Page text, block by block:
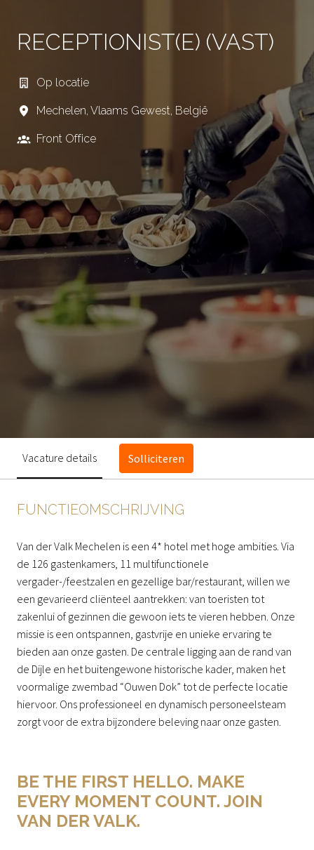
RECEPTIONIST(E) (VAST)
Op locatie
Mechelen, Vlaams Gewest, België
Front Office
Vacature details Solliciteren
FUNCTIEOMSCHRIJVING
Van der Valk Mechelen is een 4* hotel met hoge ambities. Via
de 126 gastenkamers, 11 multifunctionele
vergader-/feestzalen en gezellige bar/restaurant, willen we
een gevarieerd cliënteel aantrekken: van toeristen tot
zakenlui of gezinnen die gewoon iets te vieren hebben. Onze
missie is een ontspannen, gastvrije en unieke ervaring te
bieden aan onze gasten. De centrale ligging aan de rand van
de Dijle en het buitengewone historische kader, maken het
voormalige zwembad “Ouwen Dok” tot de perfecte locatie
hiervoor. Ons professioneel en dynamisch personeelsteam
zorgt voor de extra bijzondere beleving naar onze gasten.
BE THE FIRST HELLO. MAKE
EVERY MOMENT COUNT. JOIN
VAN DER VALK.